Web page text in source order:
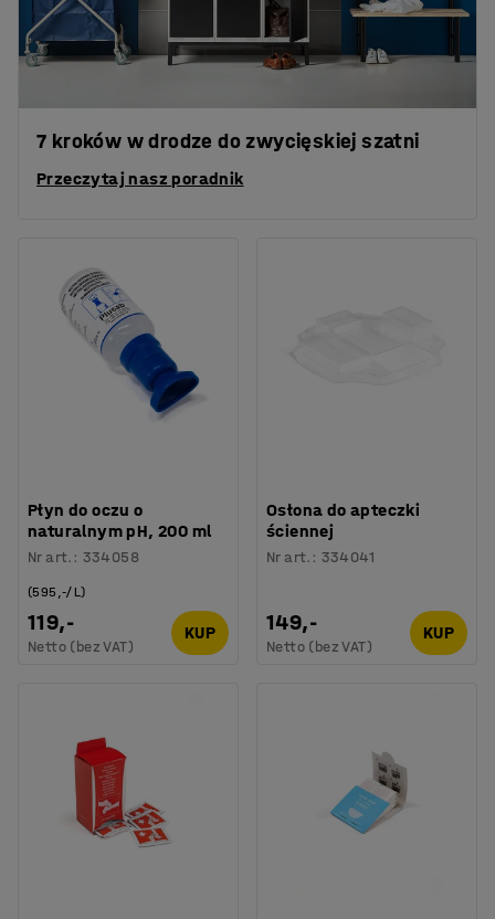
7 kroków w drodze do zwycięskiej szatni
Przeczytaj nasz poradnik
Płyn do oczu o
naturalnym pH, 200 ml
Nr art. : 334058
119,-
(595,-/L)
Netto (bez VAT)
KUP
Osłona do apteczki
ściennej
Nr art. : 334041
149,-
Netto (bez VAT)
KUP